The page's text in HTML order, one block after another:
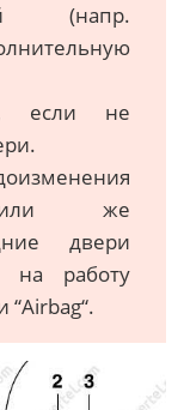
(напр.
если не
или же
двери
на работу
“Аirbag“.